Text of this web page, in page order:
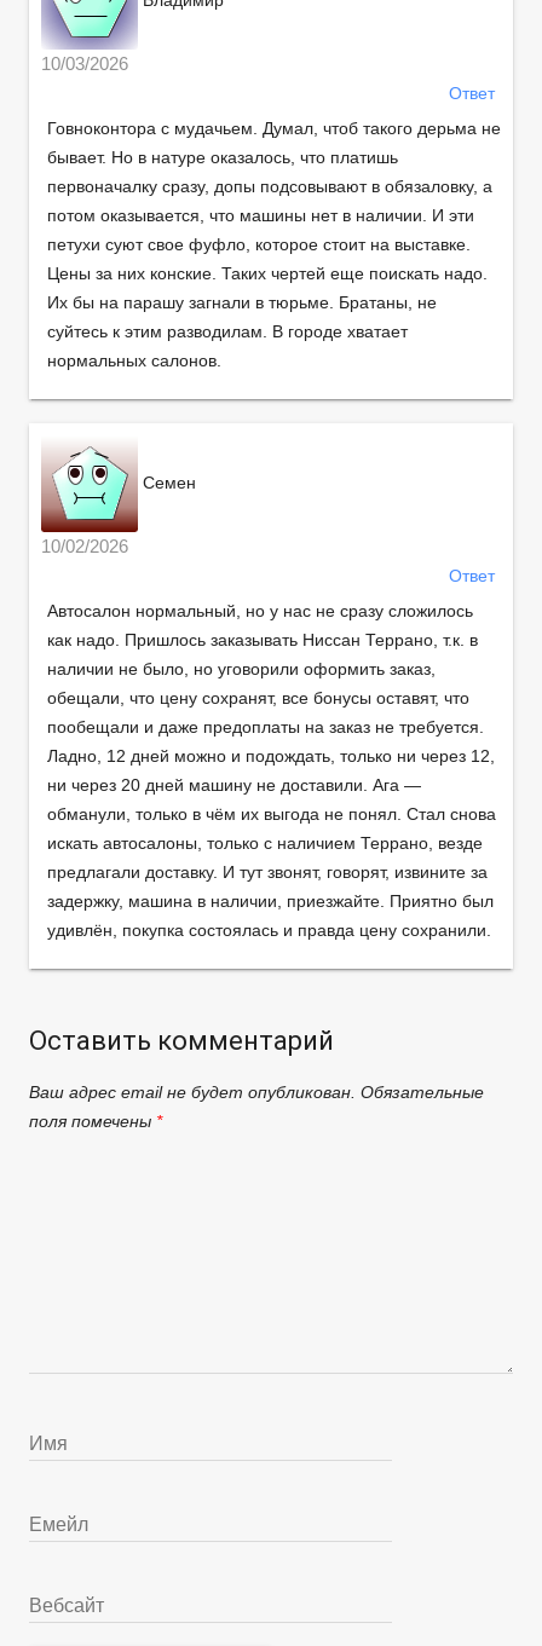
10/03/2026
Ответ
Говноконтора с мудачьем. Думал, чтоб такого дерьма не
бывает. Но в натуре оказалось, что платишь
первоначалку сразу, допы подсовывают в обязаловку, а
потом оказывается, что машины нет в наличии. И эти
петухи суют свое фуфло, которое стоит на выставке.
Цены за них конские. Таких чертей еще поискать надо.
Их бы на парашу загнали в тюрьме. Братаны, не
суйтесь к этим разводилам. В городе хватает
нормальных салонов.
Семен
10/02/2026
Ответ
Автосалон нормальный, но у нас не сразу сложилось
как надо. Пришлось заказывать Ниссан Террано, т.к. в
наличии не было, но уговорили оформить заказ,
обещали, что цену сохранят, все бонусы оставят, что
пообещали и даже предоплаты на заказ не требуется.
Ладно, 12 дней можно и подождать, только ни через 12,
ни через 20 дней машину не доставили. Ага —
обманули, только в чём их выгода не понял. Стал снова
искать автосалоны, только с наличием Террано, везде
предлагали доставку. И тут звонят, говорят, извините за
задержку, машина в наличии, приезжайте. Приятно был
удивлён, покупка состоялась и правда цену сохранили.
Оставить комментарий
Ваш адрес email не будет опубликован. Обязательные
поля помечены *